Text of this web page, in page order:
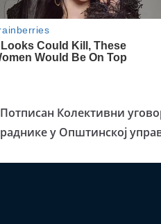
Потписан Колективни
раднике у Општинској